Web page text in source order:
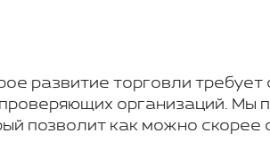
развитие торговли
организаций. Мы
позволит как можно скорее